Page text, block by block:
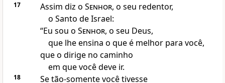
17 Assim diz o Senhor, o seu redentor,
o Santo de Israel:
“Eu sou o Senhor, o seu Deus,
que lhe ensina o que é melhor para você,
que o dirige no caminho
em que você deve ir.
18
Se tão-somente você tivesse